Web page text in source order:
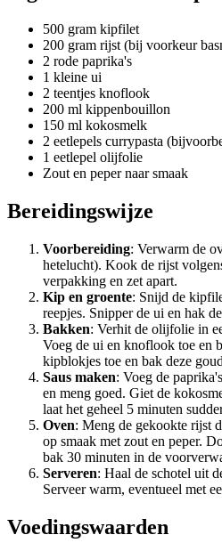
500 gram kipfilet
200 gram rijst (bij voorkeur
2 rode paprika's
1 kleine ui
2 teentjes knoflook
200 ml kippenbouillon
150 ml kokosmelk
2 eetlepels currypasta
1 eetlepel olijfolie
Zout en peper naar smaak
Bereidingswijze
Voorbereiding: Verwarm de
hetelucht). Kook de rijst
verpakking en zet apart.
Kip en groente: Snijd de
reepjes. Snipper de ui en hak
Bakken: Verhit de olijfolie in
Voeg de ui en knoflook toe en
kipblokjes toe en bak deze
Saus maken: Voeg de
en meng goed. Giet de
laat het geheel 5 minuten
Oven: Meng de gekookte rijst
op smaak met zout en peper.
bak 30 minuten in de
Serveren: Haal de schotel uit
Serveer warm, eventueel met
Voedingswaarden